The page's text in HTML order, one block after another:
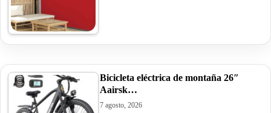
Bicicleta eléctrica de montaña 26″
Aairsk…
7 agosto, 2026